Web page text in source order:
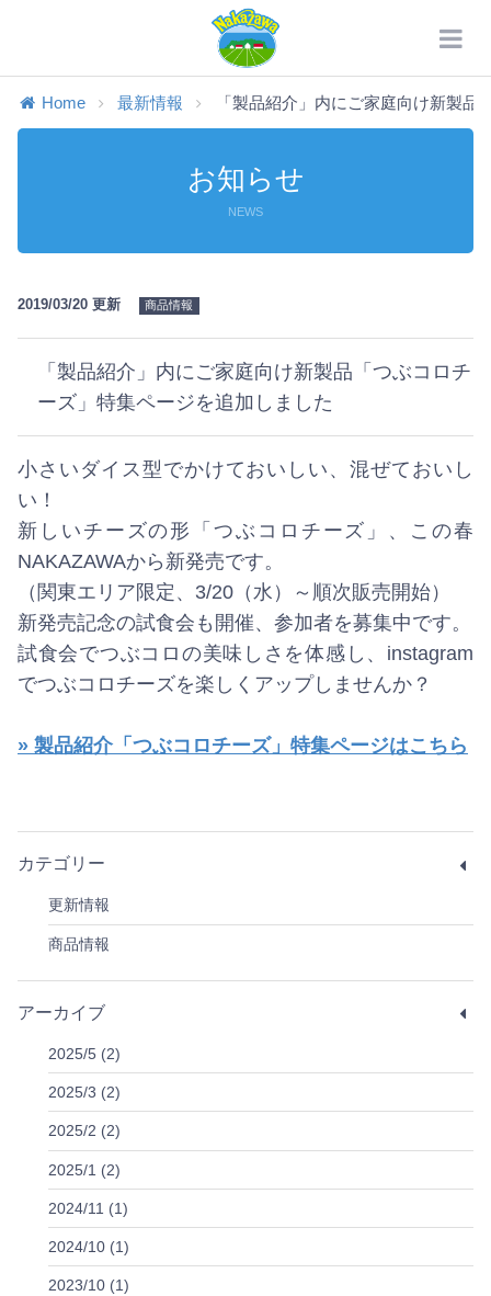
Home 最新情報 「製品紹介」内にご家庭向け新製品
お知らせ
NEWS
2019/03/20 更新 商品情報
「製品紹介」内にご家庭向け新製品「つぶコロチ
ーズ」特集ページを追加しました
小さいダイス型でかけておいしい、混ぜておいし
い！
新しいチーズの形「つぶコロチーズ」、この春
NAKAZAWAから新発売です。
（関東エリア限定、3/20（水）～順次販売開始）
新発売記念の試食会も開催、参加者を募集中です。
試食会でつぶコロの美味しさを体感し、instagram
でつぶコロチーズを楽しくアップしませんか？
» 製品紹介「つぶコロチーズ」特集ページはこちら
カテゴリー
更新情報
商品情報
アーカイブ
2025/5 (2)
2025/3 (2)
2025/2 (2)
2025/1 (2)
2024/11 (1)
2024/10 (1)
2023/10 (1)